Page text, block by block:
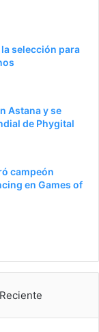
selección para
Astana y se
de Phygital
campeón
en Games of
Reciente